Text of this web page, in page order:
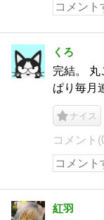
くろ
完結。 丸
ぱり毎月
ナイス
コメント
紅羽